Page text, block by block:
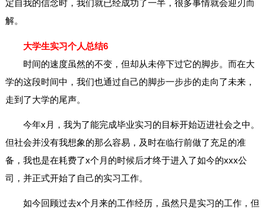
定自我的信念时，我们就已经成功了一半，很多事情就会迎刃而
解。
大学生实习个人总结6
时间的速度虽然的不变，但却从未停下过它的脚步。而在大
学的这段时间中，我们也通过自己的脚步一步步的走向了未来，
走到了大学的尾声。
今年x月，我为了能完成毕业实习的目标开始迈进社会之中。
但社会并没有我想象的那么容易，及时在临行前做了充足的准
备，我也是在耗费了x个月的时候后才终于进入了如今的xxx公
司，并正式开始了自己的实习工作。
如今回顾过去x个月来的工作经历，虽然只是实习的工作，但